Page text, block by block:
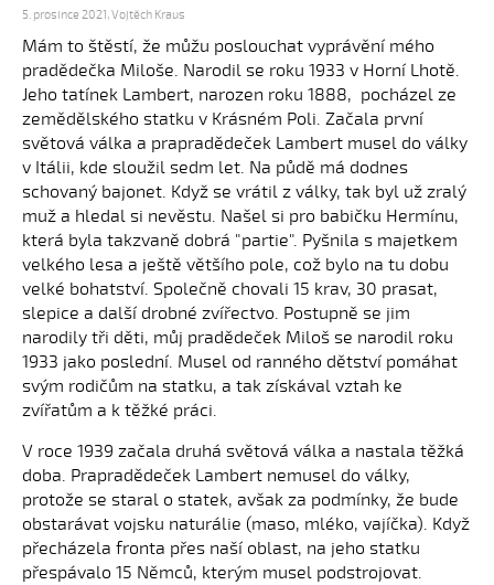
5. prosince 2021,Vojtěch Kraus
Mám to štěstí, že můžu poslouchat vyprávění mého
pradědečka Miloše. Narodil se roku 1933 v Horní Lhotě.
Jeho tatínek Lambert, narozen roku 1888, pocházel ze
zemědělského statku v Krásném Poli. Začala první
světová válka a prapradědeček Lambert musel do války
v Itálii, kde sloužil sedm let. Na půdě má dodnes
schovaný bajonet. Když se vrátil z války, tak byl už zralý
muž a hledal si nevěstu. Našel si pro babičku Hermínu,
která byla takzvaně dobrá "partie". Pyšnila s majetkem
velkého lesa a ještě většího pole, což bylo na tu dobu
velké bohatství. Společně chovali 15 krav, 30 prasat,
slepice a další drobné zvířectvo. Postupně se jim
narodily tři děti, můj pradědeček Miloš se narodil roku
1933 jako poslední. Musel od ranného dětství pomáhat
svým rodičům na statku, a tak získával vztah ke
zvířatům a k těžké práci.
V roce 1939 začala druhá světová válka a nastala těžká
doba. Prapradědeček Lambert nemusel do války,
protože se staral o statek, avšak za podmínky, že bude
obstarávat vojsku naturálie (maso, mléko, vajíčka). Když
přecházela fronta přes naší oblast, na jeho statku
přespávalo 15 Němců, kterým musel podstrojovat.